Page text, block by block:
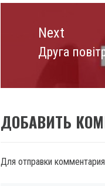
Next
Next
Друга
ДОБАВИТЬ
Для отправки